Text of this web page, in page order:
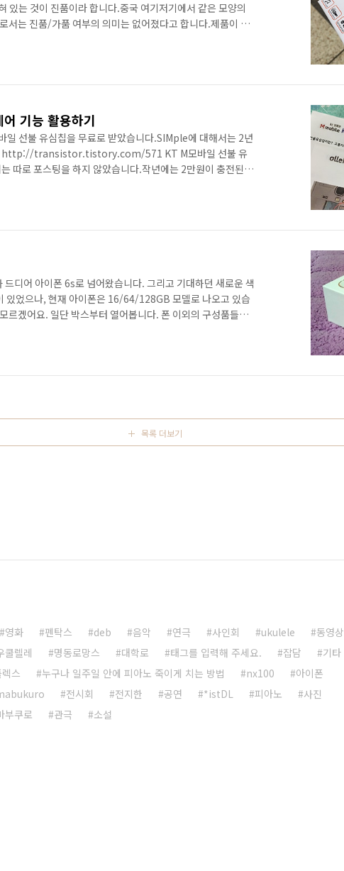
있는 것이 진품이라 합니다.중국 여기저기에서 같은 모양의
서는 진품/가품 여부의 의미는 없어졌다고 합니다.제품이 한
Watch라고만 되어 있고 모델명도 나와 있지 않으나,
해 구했습니다. 구성품은 단순합니다. 박스를 열어 내용물을
기능 활용하기
선불 유심칩을 무료로 받았습니다.SIMple에 대해서는 2년
. http://transistor.tistory.com/571 KT M모바일 선불 유
따로 포스팅을 하지 않았습니다.작년에는 2만원이 충전된 유
로 수령하였습니다. M모바일 유심은 이제 약 3주 남짓 남은
이동이 제한되어 있는 폰이라고 나온다더군요..
디어 아이폰 6s로 넘어왔습니다. 그리고 기대하던 새로운 색
있었으나, 현재 아이폰은 16/64/128GB 모델로 나오고 있습
르겠어요. 일단 박스부터 열어봅니다. 폰 이외의 구성품들입
, 아직도 쌩쌩해서 그냥 쓰고- 새것은 개봉하지 않고 그대로
먼지 안끼게 하려고 너무 집중해서 붙이고 나서 기운이 빠졌
목록 더보기
영화 펜탁스 deb 음악 연극 사인회 ukulele
동영상
쿨렐레 명동로망스 대학로 태그를 입력해 주세요. 잡담
기타
스
누구나 일주일 안에 피아노 죽이게 치는 방법 nx100
아이폰
전시회 전지한 공연 *istDL 피아노
사진
부쿠로
관극 소설